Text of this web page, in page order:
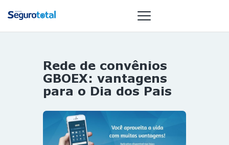
NOTÍCIAS
REVISTA
GAIVOTA DE
OURO
Rede de convênios
GBOEX: vantagens
para o Dia dos Pais